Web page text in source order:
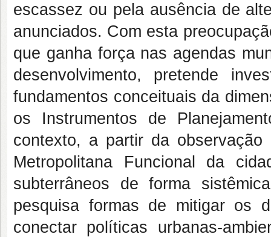
escassez ou pela ausência de
anunciados. Com esta
que ganha força nas agendas
desenvolvimento, pretende
fundamentos conceituais da
os Instrumentos de
contexto, a partir da
Metropolitana Funcional da
subterrâneos de forma
pesquisa formas de mitigar os
conectar políticas urbanas-